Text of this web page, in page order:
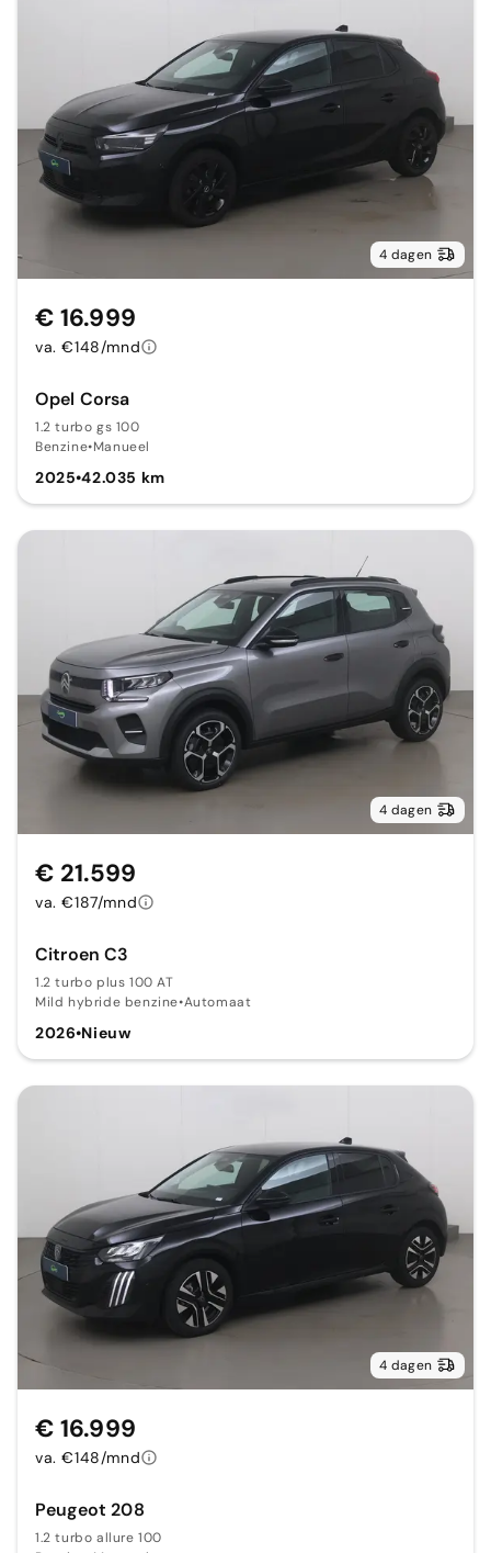
4 dagen
Opel Corsa
1.2 turbo gs 100
Benzine•Manueel
2025•42.035 km
€ 16.999
va. €148/mnd
4 dagen
Citroen C3
1.2 turbo plus 100 AT
Mild hybride benzine•Automaat
2026•Nieuw
€ 21.599
va. €187/mnd
4 dagen
Peugeot 208
1.2 turbo allure 100
€ 16.999
va. €148/mnd